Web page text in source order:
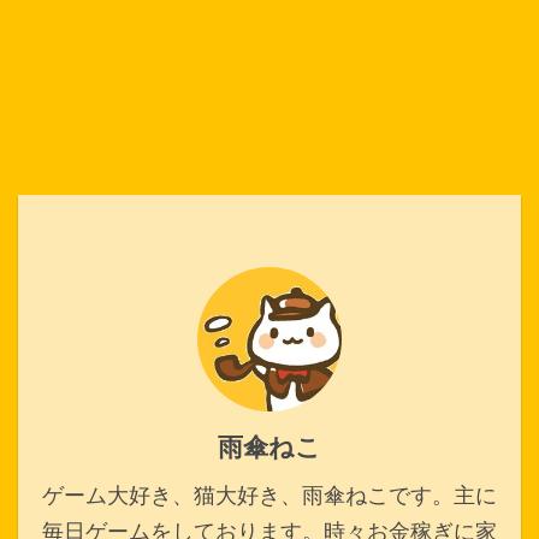
雨傘ねこ
ゲーム大好き、猫大好き、雨傘ねこです。主に
毎日ゲームをしております。時々お金稼ぎに家